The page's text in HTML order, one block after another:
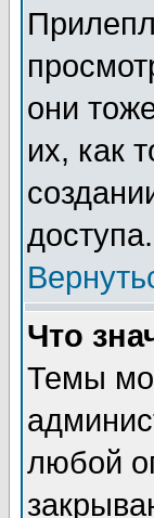
они
их, как
доступа.
Что
Темы
любой